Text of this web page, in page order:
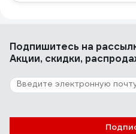
Подпишитесь на
Акции, скидки,